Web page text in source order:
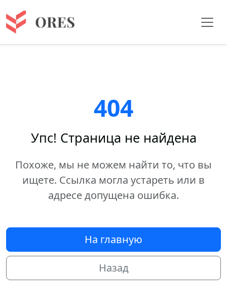
404
Упс! Страница не найдена
Похоже, мы не можем найти то, что вы
ищете. Ссылка могла устареть или в
адресе допущена ошибка.
На главную
Назад